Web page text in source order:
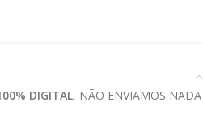
DIGITAL, NÃO ENVIAMOS NADA